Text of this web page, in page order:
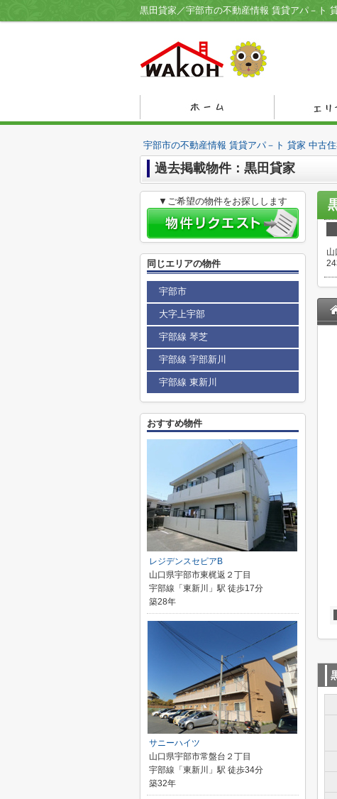
宇部市の不動産情報 賃貸アパ－ト 貸家 中古
過去掲載物件：黒田貸家
山
▼ご希望の物件をお探しします
同じエリアの物件
宇部市
大字上宇部
宇部線 琴芝
宇部線 宇部新川
宇部線 東新川
おすすめ物件
レジデンスセピアB
山口県宇部市東梶返２丁目
宇部線「東新川」駅 徒歩17分
築28年
サニーハイツ
山口県宇部市常盤台２丁目
宇部線「東新川」駅 徒歩34分
築32年